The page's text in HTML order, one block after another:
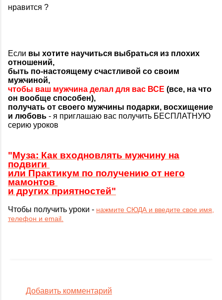
нравится ?
Если вы хотите научиться выбраться из плохих
отношений,
быть по-настоящему счастливой со своим
мужчиной,
чтобы ваш мужчина делал для вас ВСЕ (все, на что
он вообще способен),
получать от своего мужчины подарки, восхищение
и любовь - я приглашаю вас получить БЕСПЛАТНУЮ
серию уроков
"Муза: Как входновлять мужчину на
подвиги
или Практикум по получению от него
мамонтов
и других приятностей"
Чтобы получить уроки - нажмите СЮДА и введите свое имя,
телефон и email.
Добавить комментарий